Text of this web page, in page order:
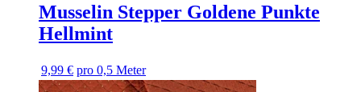
Musselin Stepper Goldene Punkte
Hellmint
9,99 € pro 0,5 Meter